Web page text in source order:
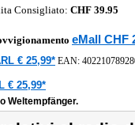
Consigliato: CHF 39.95
eMall CHF
€ 25,99* EAN:
€ 25,99*
Weltempfänger.